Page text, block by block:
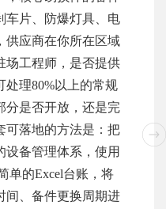
车片、防爆灯具、电
供应商在你所在区域
场工程师，是否提供
处理80%以上的常规
分是否开放，还是完
可落地的方法是：把
设备管理体系，使用
单的Excel台账，将
间、备件更换周期进